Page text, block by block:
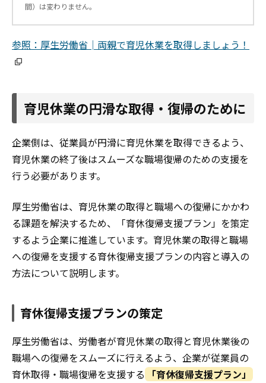
間）は変わりません。
参照：厚生労働省│両親で育児休業を取得しましょう！
育児休業の円滑な取得・復帰のために
企業側は、従業員が円滑に育児休業を取得できるよう、
育児休業の終了後はスムーズな職場復帰のための支援を
行う必要があります。
厚生労働省は、育児休業の取得と職場への復帰にかかわ
る課題を解決するため、「育休復帰支援プラン」を策定
するよう企業に推進しています。育児休業の取得と職場
への復帰を支援する育休復帰支援プランの内容と導入の
方法について説明します。
育休復帰支援プランの策定
厚生労働省は、労働者が育児休業の取得と育児休業後の
職場への復帰をスムーズに行えるよう、企業が従業員の
育休取得・職場復帰を支援する
「育休復帰支援プラン」